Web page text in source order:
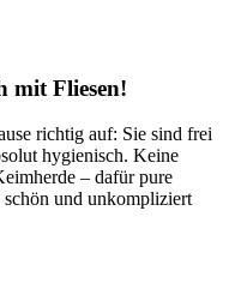
mit Fliesen!
richtig auf: Sie sind frei
hygienisch. Keine
– dafür pure
und unkompliziert